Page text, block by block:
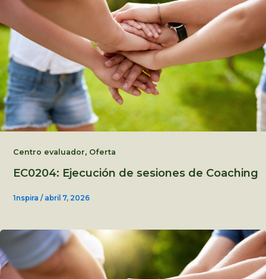
Centro evaluador, Oferta
EC0204: Ejecución de sesiones de Coaching
1nspira / abril 7, 2026